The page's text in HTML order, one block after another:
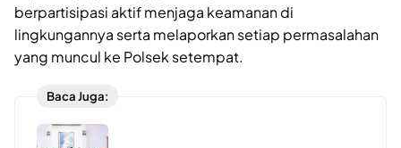
berpartisipasi aktif menjaga keamanan di
lingkungannya serta melaporkan setiap permasalahan
yang muncul ke Polsek setempat.
Baca Juga: